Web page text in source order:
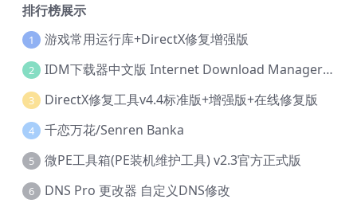
排行榜展示
1 游戏常用运行库+DirectX修复增强版
2 IDM下载器中文版 Internet Download Manager v6.42.36 IDM
3 DirectX修复工具v4.4标准版+增强版+在线修复版
4 千恋万花/Senren Banka
5 微PE工具箱(PE装机维护工具) v2.3官方正式版
6 DNS Pro 更改器 自定义DNS修改